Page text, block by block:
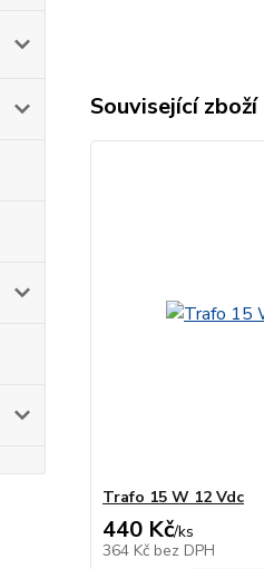
Související zboží
Trafo 15 W 12 Vdc
440 Kč/ks
364 Kč bez DPH